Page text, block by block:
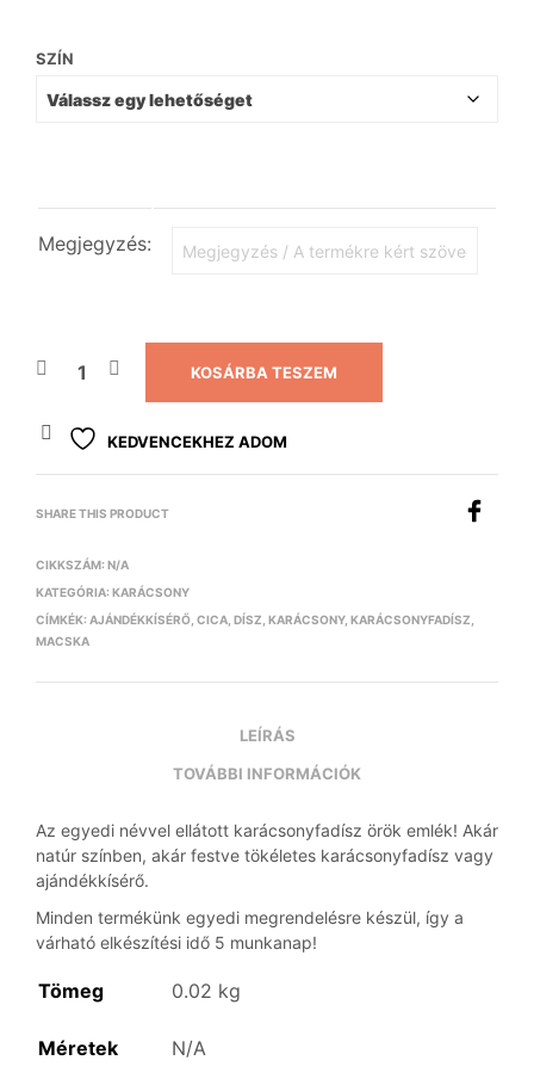
SZÍN
Megjegyzés:
KOSÁRBA TESZEM
KEDVENCEKHEZ ADOM
SHARE THIS PRODUCT
CIKKSZÁM: N/A
KATEGÓRIA: KARÁCSONY
CÍMKÉK: AJÁNDÉKKÍSÉRŐ CICA DÍSZ KARÁCSONY, KARÁCSONYFADÍSZ
MACSKA
LEÍRÁS
TOVÁBBI INFORMÁCIÓK
Az egyedi névvel ellátott karácsonyfadísz örök emlék! Akár
natúr színben, akár festve tökéletes karácsonyfadísz vagy
ajándékkísérő.
Minden termékünk egyedi megrendelésre készül, így a
várható elkészítési idő 5 munkanap!
Tömeg 0.02 kg
Méretek N/A